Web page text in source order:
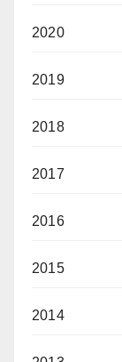
2020
2019
2018
2017
2016
2015
2014